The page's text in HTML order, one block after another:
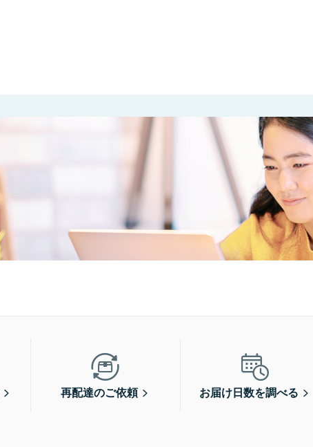
再配達のご依頼 お届け日数を調べる